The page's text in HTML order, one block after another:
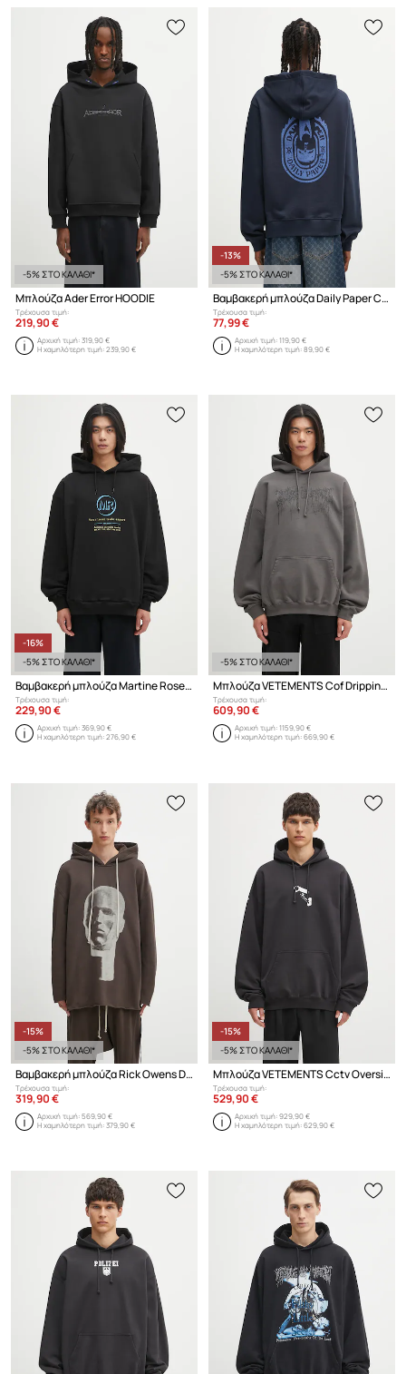
-5% ΣΤΟ ΚΑΛΑΘΙ*
Μπλούζα Ader Error HOODIE
Τρέχουσα τιμή:
219,90 €
Αρχική τιμή:319,90 €
Η χαμηλότερη τιμή:239,90 €
-13%
-5% ΣΤΟ ΚΑΛΑΘΙ*
Βαμβακερή μπλούζα Daily Paper Candle Label Hoodie
Τρέχουσα τιμή:
77,99 €
Αρχική τιμή:119,90 €
Η χαμηλότερη τιμή:89,90 €
-16%
-5% ΣΤΟ ΚΑΛΑΘΙ*
Βαμβακερή μπλούζα Martine Rose Classic
Τρέχουσα τιμή:
229,90 €
Αρχική τιμή:369,90 €
Η χαμηλότερη τιμή:276,90 €
-5% ΣΤΟ ΚΑΛΑΘΙ*
Μπλούζα VETEMENTS Cof Dripping Logo Oversized
Τρέχουσα τιμή:
609,90 €
Αρχική τιμή:1159,90 €
Η χαμηλότερη τιμή:669,90 €
-15%
-5% ΣΤΟ ΚΑΛΑΘΙ*
Βαμβακερή μπλούζα Rick Owens DRKSHDW Peter
Τρέχουσα τιμή:
319,90 €
Αρχική τιμή:569,90 €
Η χαμηλότερη τιμή:379,90 €
-15%
-5% ΣΤΟ ΚΑΛΑΘΙ*
Μπλούζα VETEMENTS Cctv Oversized
Τρέχουσα τιμή:
529,90 €
Αρχική τιμή:929,90 €
Η χαμηλότερη τιμή:629,90 €